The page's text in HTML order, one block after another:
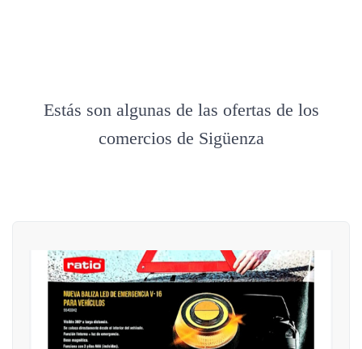
Estás son algunas de las ofertas de los
comercios de Sigüenza